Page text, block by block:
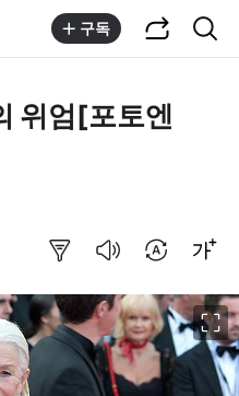
구독
위엄[포토엔